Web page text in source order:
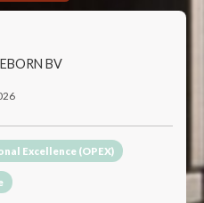
BV
Excellence (OPEX)